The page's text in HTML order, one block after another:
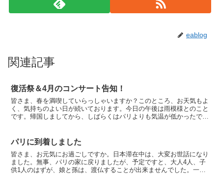
eablog
関連記事
復活祭＆4月のコンサート告知！
皆さま、春を満喫していらっしゃいますか？このところ、お天気もよ
く、気持ちのよい日が続いております。今日の午後は雨模様とのこと
です。帰国しましてから、しばらくはパリよりも気温が低かったです
パリに到着しました
皆さま、お元気にお過ごしですか。日本滞在中は、大変お世話になり
ました。無事、パリの家に戻りましたが、予定ですと、大人4人、子
供1人のはずが、娘と孫は、渡仏することが出来ませんでした。一緒